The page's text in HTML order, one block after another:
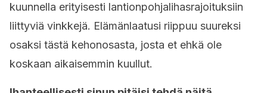
kuunnella erityisesti lantionpohjalihasrajoituksiin
liittyviä vinkkejä. Elämänlaatusi riippuu suureksi
osaksi tästä kehonosasta, josta et ehkä ole
koskaan aikaisemmin kuullut.